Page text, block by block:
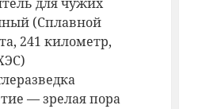
(Сплавной
241 километр,
— зрелая пора